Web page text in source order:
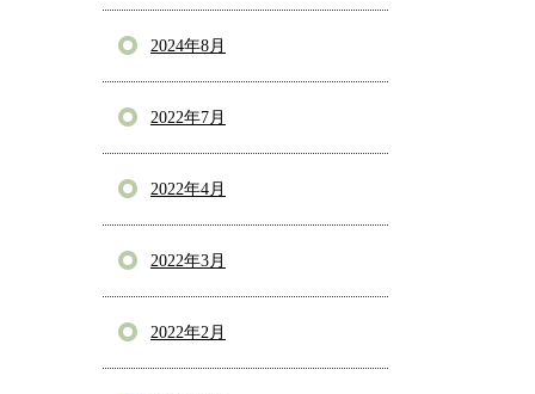
2024年8月
2022年7月
2022年4月
2022年3月
2022年2月